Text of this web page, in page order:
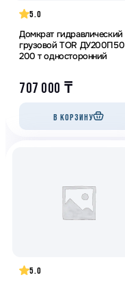
5.0
Домкрат гидравлический
грузовой TOR ДУ200П50
200 т односторонний
707 000 ₸
В КОРЗИНУ
5.0